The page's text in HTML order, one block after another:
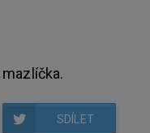
SDÍLET